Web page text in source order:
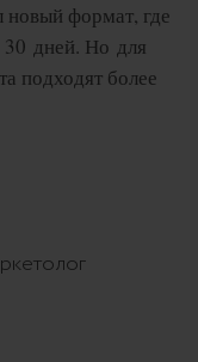
формат, где
30 дней. Но для
подходят более